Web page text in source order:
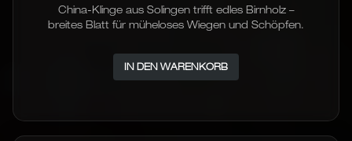
China-Klinge aus Solingen trifft edles Birnholz –
breites Blatt für müheloses Wiegen und Schöpfen.
IN DEN WARENKORB